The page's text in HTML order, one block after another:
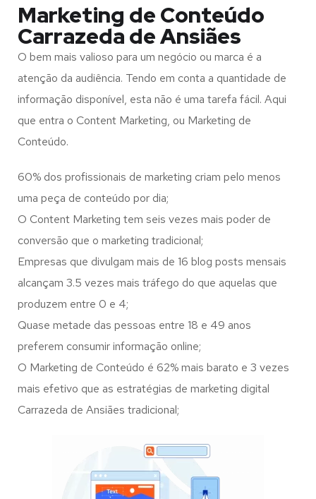
Marketing de Conteúdo
Carrazeda de Ansiães
O bem mais valioso para um negócio ou marca é a
atenção da audiência. Tendo em conta a quantidade de
informação disponível, esta não é uma tarefa fácil. Aqui
que entra o Content Marketing, ou Marketing de
Conteúdo.
60% dos profissionais de marketing criam pelo menos
uma peça de conteúdo por dia;
O Content Marketing tem seis vezes mais poder de
conversão que o marketing tradicional;
Empresas que divulgam mais de 16 blog posts mensais
alcançam 3.5 vezes mais tráfego do que aquelas que
produzem entre 0 e 4;
Quase metade das pessoas entre 18 e 49 anos
preferem consumir informação online;
O Marketing de Conteúdo é 62% mais barato e 3 vezes
mais efetivo que as estratégias de marketing digital
Carrazeda de Ansiães tradicional;